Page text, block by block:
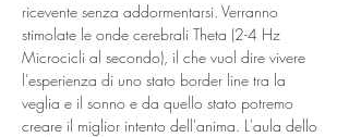
ricevente senza addormentarsi. Verranno
stimolate le onde cerebrali Theta (2-4 Hz
Microcicli al secondo), il che vuol dire vivere
l'esperienza di uno stato border line tra la
veglia e il sonno e da quello stato potremo
creare il miglior intento dell'anima. L'aula dello